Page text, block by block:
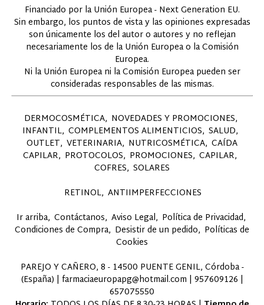
Financiado por la Unión Europea - Next Generation EU.
Sin embargo, los puntos de vista y las opiniones expresadas
son únicamente los del autor o autores y no reflejan
necesariamente los de la Unión Europea o la Comisión
Europea.
Ni la Unión Europea ni la Comisión Europea pueden ser
consideradas responsables de las mismas.
DERMOCOSMÉTICA NOVEDADES Y PROMOCIONES
INFANTIL COMPLEMENTOS ALIMENTICIOS SALUD
OUTLET VETERINARIA NUTRICOSMÉTICA CAÍDA
CAPILAR PROTOCOLOS PROMOCIONES CAPILAR
COFRES SOLARES
RETINOL ANTIIMPERFECCIONES
Ir arriba Contáctanos Aviso Legal Política de Privacidad
Condiciones de Compra Desistir de un pedido Políticas de
Cookies
PAREJO Y CAÑERO, 8 - 14500 PUENTE GENIL, Córdoba -
(España) | farmaciaeuropapg@hotmail.com | 957609126 |
657075550